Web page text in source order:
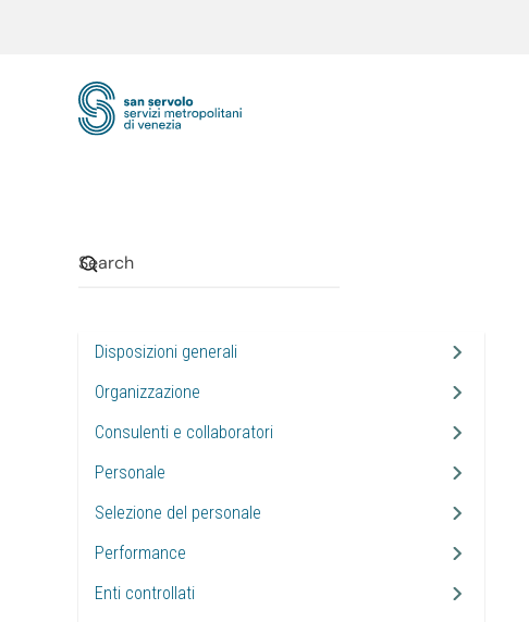
Disposizioni generali
Organizzazione
Consulenti e collaboratori
Personale
Selezione del personale
Performance
Enti controllati